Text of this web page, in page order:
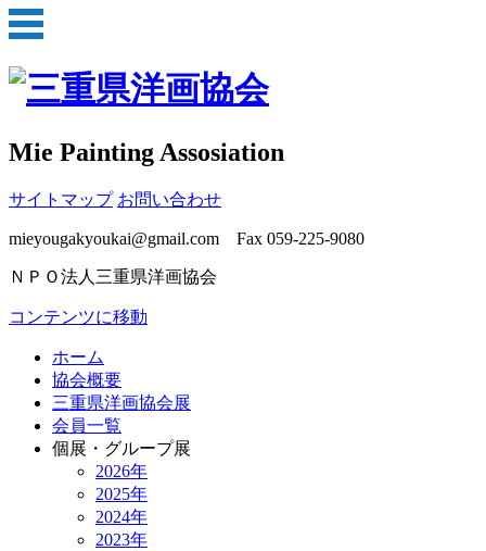
Mie Painting Assosiation
サイトマップ お問い合わせ
mieyougakyoukai@gmail.com Fax 059-225-9080
ＮＰＯ法人三重県洋画協会
コンテンツに移動
ホーム
協会概要
三重県洋画協会展
会員一覧
個展・グループ展
2026年
2025年
2024年
2023年